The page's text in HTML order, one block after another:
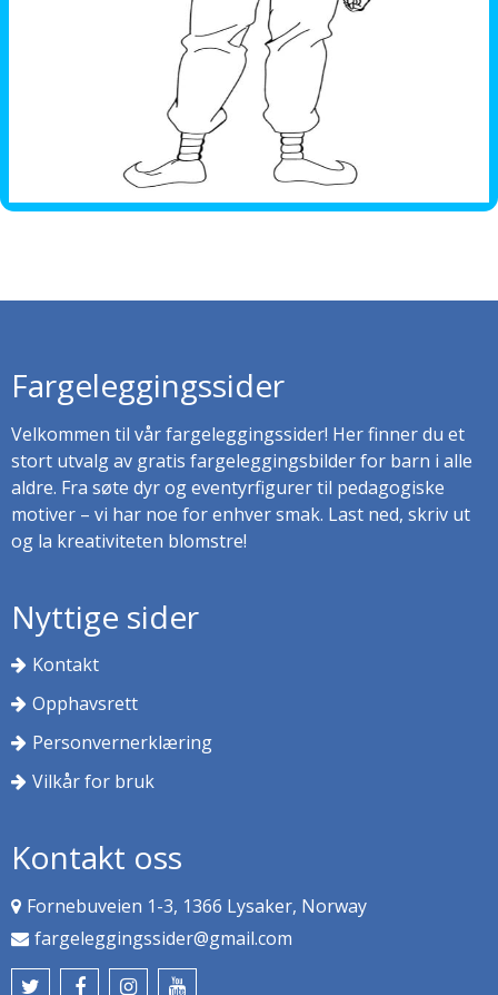
Fargeleggingssider
Velkommen til vår fargeleggingssider! Her finner du et
stort utvalg av gratis fargeleggingsbilder for barn i alle
aldre. Fra søte dyr og eventyrfigurer til pedagogiske
motiver – vi har noe for enhver smak. Last ned, skriv ut
og la kreativiteten blomstre!
Nyttige sider
Kontakt
Opphavsrett
Personvernerklæring
Vilkår for bruk
Kontakt oss
Fornebuveien 1-3, 1366 Lysaker, Norway
fargeleggingssider@gmail.com